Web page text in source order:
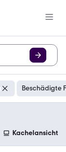
Beschädigte
Kachelansicht